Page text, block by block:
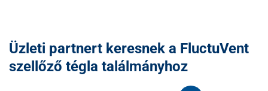
Üzleti partnert keresnek a FluctuVent
szellőző tégla találmányhoz